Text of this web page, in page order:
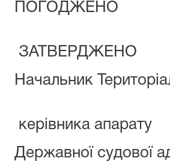
ЗАТВЕРДЖЕНО
Начальник
керівника апарату
Державної